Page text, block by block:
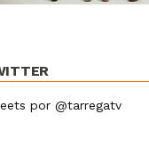
por @tarregatv